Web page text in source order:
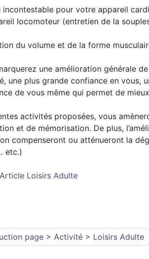
incontestable pour votre appareil
locomoteur (entretien de la
du volume et de la forme
une amélioration générale
une plus grande confiance en vous,
de vous même qui permet de
activités proposées, vous
et de mémorisation. De plus,
compenseront ou atténueront la
etc.)
Article Loisirs Adulte
page > Activité > Loisirs Adulte